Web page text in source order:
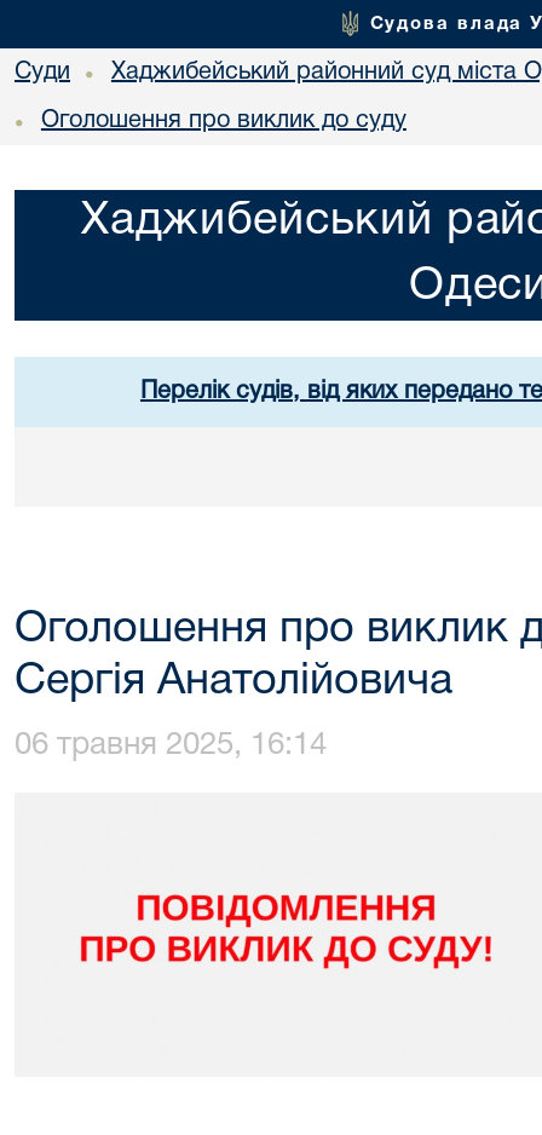
Судова влада
Суди • Хаджибейський районний суд міста
• Оголошення про виклик до суду
Хаджибейський
Перелік судів, від яких передано
Оголошення про виклик
Сергія Анатолійовича
06 травня 2025, 16:14